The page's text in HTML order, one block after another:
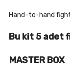
Hand-to-hand
Bu kit 5 adet
MASTER BOX